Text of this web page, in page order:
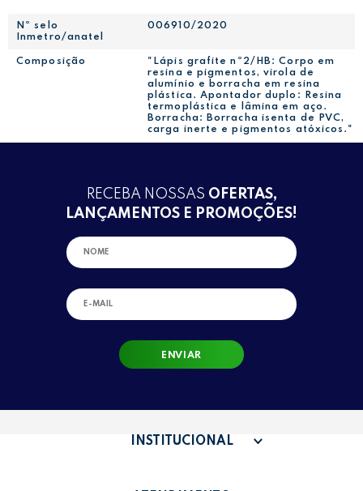
Nº selo
Inmetro/anatel
006910/2020
Composição
"Lápis grafite nº2/HB: Corpo em
resina e pigmentos, virola de
alumínio e borracha em resina
plástica. Apontador duplo: Resina
termoplástica e lâmina em aço.
Borracha: Borracha isenta de PVC,
carga inerte e pigmentos atóxicos."
RECEBA NOSSAS OFERTAS,
LANÇAMENTOS E PROMOÇÕES!
ENVIAR
INSTITUCIONAL